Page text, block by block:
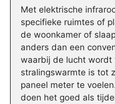
Met elektrische
specifieke ruimtes of
de woonkamer of
anders dan een
waarbij de lucht wordt
stralingswarmte is tot
paneel meter te
doen het goed als